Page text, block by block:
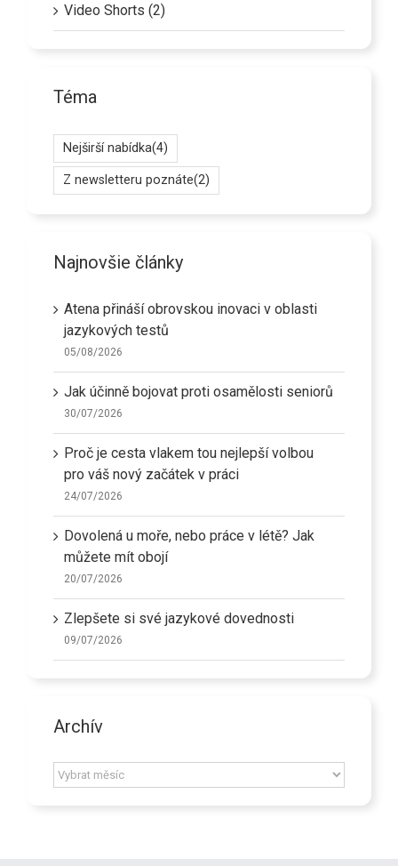
Video Shorts (2)
Téma
Nejširší nabídka(4)
Z newsletteru poznáte(2)
Najnovšie články
Atena přináší obrovskou inovaci v oblasti
jazykových testů
05/08/2026
Jak účinně bojovat proti osamělosti seniorů
30/07/2026
Proč je cesta vlakem tou nejlepší volbou
pro váš nový začátek v práci
24/07/2026
Dovolená u moře, nebo práce v létě? Jak
můžete mít obojí
20/07/2026
Zlepšete si své jazykové dovednosti
09/07/2026
Archív
Archív